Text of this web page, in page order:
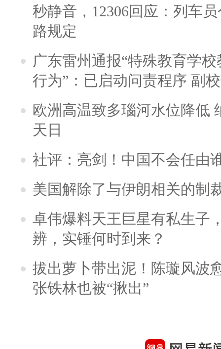
秒静音，12306回应：列车
路规定
广东雷州通报“特殊教育学
行为”：已启动问责程序 副
欧洲高温致多瑙河水位降低
天日
社评：亮剑！中国不会任由
美国解除了与伊朗相关的制
卓伟爆料天王巨星有私生子
辨，实锤何时到来？
拔出萝卜带出泥！陈璇风波
张铁林也被“揪出”